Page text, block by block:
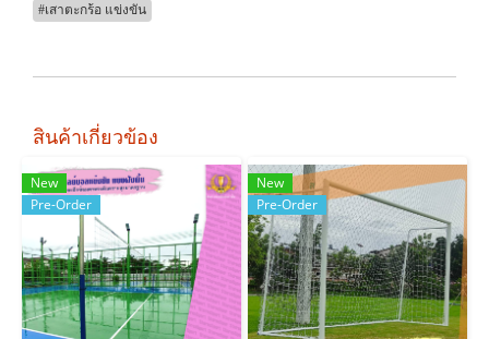
#เสาตะกร้อ แข่งขัน
สินค้าเกี่ยวข้อง
New
Pre-Order
New
Pre-Order